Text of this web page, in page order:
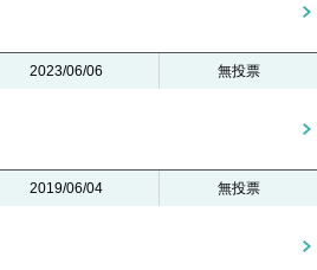
2023/06/06 無投票
2019/06/04 無投票